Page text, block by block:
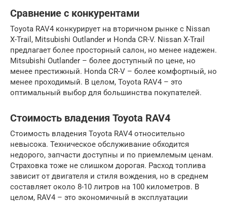
Сравнение с конкурентами
Toyota RAV4 конкурирует на вторичном рынке с Nissan
X-Trail, Mitsubishi Outlander и Honda CR-V. Nissan X-Trail
предлагает более просторный салон, но менее надежен.
Mitsubishi Outlander – более доступный по цене, но
менее престижный. Honda CR-V – более комфортный, но
менее проходимый. В целом, Toyota RAV4 – это
оптимальный выбор для большинства покупателей.
Стоимость владения Toyota RAV4
Стоимость владения Toyota RAV4 относительно
невысока. Техническое обслуживание обходится
недорого, запчасти доступны и по приемлемым ценам.
Страховка тоже не слишком дорогая. Расход топлива
зависит от двигателя и стиля вождения, но в среднем
составляет около 8-10 литров на 100 километров. В
целом, RAV4 – это экономичный в эксплуатации